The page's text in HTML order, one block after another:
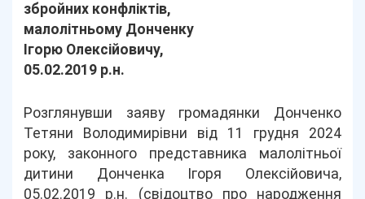
збройних конфліктів,
малолітньому Донченку
Ігорю Олексійовичу,
05.02.2019 р.н.
Розглянувши заяву громадянки Донченко
Тетяни Володимирівни від 11 грудня 2024
року, законного представника малолітньої
дитини Донченка Ігоря Олексійовича,
05.02.2019 р.н. (свідоцтво про народження